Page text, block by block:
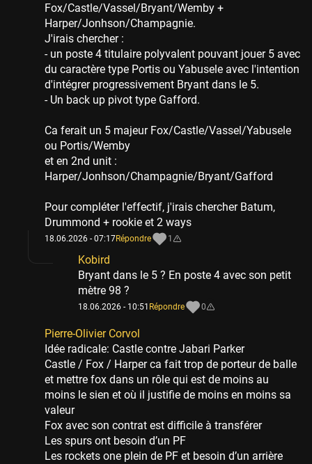
Fox/Castle/Vassel/Bryant/Wemby +
Harper/Jonhson/Champagnie.
J'irais chercher :
- un poste 4 titulaire polyvalent pouvant jouer 5 avec
du caractère type Portis ou Yabusele avec l'intention
d'intégrer progressivement Bryant dans le 5.
- Un back up pivot type Gafford.
Ca ferait un 5 majeur Fox/Castle/Vassel/Yabusele
ou Portis/Wemby
et en 2nd unit :
Harper/Jonhson/Champagnie/Bryant/Gafford
Pour compléter l'effectif, j'irais chercher Batum,
Drummond + rookie et 2 ways
18.06.2026 - 07:17Répondre 1
Kobird
Bryant dans le 5 ? En poste 4 avec son petit
mètre 98 ?
18.06.2026 - 10:51 Répondre 0
Pierre-Olivier Corvol
Idée radicale: Castle contre Jabari Parker
Castle / Fox / Harper ca fait trop de porteur de balle
et mettre fox dans un rôle qui est de moins au
moins le sien et où il justifie de moins en moins sa
valeur
Fox avec son contrat est difficile à transférer
Les spurs ont besoin d’un PF
Les rockets one plein de PF et besoin d’un arrière